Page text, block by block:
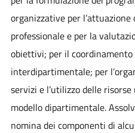
organizzative per
professionale e per la
obiettivi; per il
interdipartimentale; per
servizi e l’utilizzo delle
modello dipartimentale.
nomina dei componenti di